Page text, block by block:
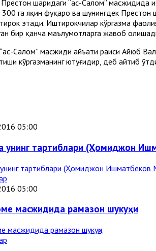
шаҳридаги “ас-Салом”
га яқин фуқаро ва шунингдек Престон
этади. Иштирокчилар кўргазма
бир қанча маълумотларга жавоб
“ас-Салом” масжиди ҳайъати раиси Айюб
кўргазманинг ютуғидир, деб айтиб
05:00
унинг тартиблари (Ҳомиджон
05:00
масжидида рамазон шукуҳи